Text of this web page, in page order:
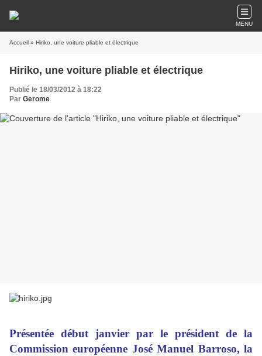
MENU
Accueil » Hiriko, une voiture pliable et électrique
Hiriko, une voiture pliable et électrique
Publié le 18/03/2012 à 18:22
Par Gerome
Présentée début janvier par le président de la
Commission européenne José Manuel Barroso, la